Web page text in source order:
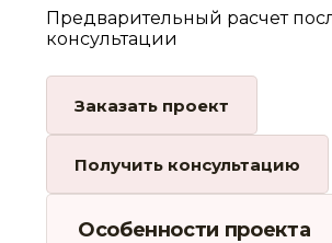
Предварительный расчет
консультации
Заказать проект
Получить консультацию
Особенности проекта